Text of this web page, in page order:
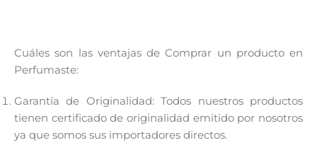
Cuáles son las ventajas de Comprar un producto en
Perfumaste:
Garantía de Originalidad: Todos nuestros productos
tienen certificado de originalidad emitido por nosotros
ya que somos sus importadores directos.